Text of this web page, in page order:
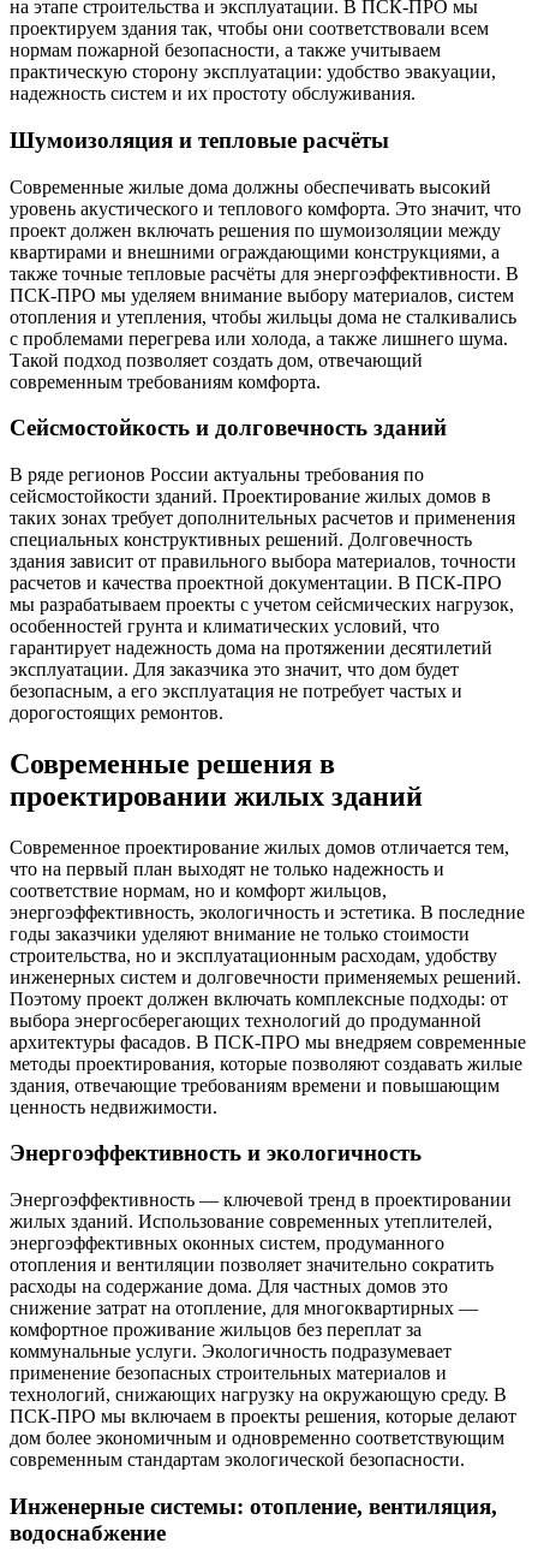
на этапе строительства и эксплуатации. В ПСК-ПРО мы
проектируем здания так, чтобы они соответствовали всем
нормам пожарной безопасности, а также учитываем
практическую сторону эксплуатации: удобство эвакуации,
надежность систем и их простоту обслуживания.
Шумоизоляция и тепловые расчёты
Современные жилые дома должны обеспечивать высокий
уровень акустического и теплового комфорта. Это значит, что
проект должен включать решения по шумоизоляции между
квартирами и внешними ограждающими конструкциями, а
также точные тепловые расчёты для энергоэффективности. В
ПСК-ПРО мы уделяем внимание выбору материалов, систем
отопления и утепления, чтобы жильцы дома не сталкивались
с проблемами перегрева или холода, а также лишнего шума.
Такой подход позволяет создать дом, отвечающий
современным требованиям комфорта.
Сейсмостойкость и долговечность зданий
В ряде регионов России актуальны требования по
сейсмостойкости зданий. Проектирование жилых домов в
таких зонах требует дополнительных расчетов и применения
специальных конструктивных решений. Долговечность
здания зависит от правильного выбора материалов, точности
расчетов и качества проектной документации. В ПСК-ПРО
мы разрабатываем проекты с учетом сейсмических нагрузок,
особенностей грунта и климатических условий, что
гарантирует надежность дома на протяжении десятилетий
эксплуатации. Для заказчика это значит, что дом будет
безопасным, а его эксплуатация не потребует частых и
дорогостоящих ремонтов.
Современные решения в
проектировании жилых зданий
Современное проектирование жилых домов отличается тем,
что на первый план выходят не только надежность и
соответствие нормам, но и комфорт жильцов,
энергоэффективность, экологичность и эстетика. В последние
годы заказчики уделяют внимание не только стоимости
строительства, но и эксплуатационным расходам, удобству
инженерных систем и долговечности применяемых решений.
Поэтому проект должен включать комплексные подходы: от
выбора энергосберегающих технологий до продуманной
архитектуры фасадов. В ПСК-ПРО мы внедряем современные
методы проектирования, которые позволяют создавать жилые
здания, отвечающие требованиям времени и повышающим
ценность недвижимости.
Энергоэффективность и экологичность
Энергоэффективность — ключевой тренд в проектировании
жилых зданий. Использование современных утеплителей,
энергоэффективных оконных систем, продуманного
отопления и вентиляции позволяет значительно сократить
расходы на содержание дома. Для частных домов это
снижение затрат на отопление, для многоквартирных —
комфортное проживание жильцов без переплат за
коммунальные услуги. Экологичность подразумевает
применение безопасных строительных материалов и
технологий, снижающих нагрузку на окружающую среду. В
ПСК-ПРО мы включаем в проекты решения, которые делают
дом более экономичным и одновременно соответствующим
современным стандартам экологической безопасности.
Инженерные системы: отопление, вентиляция,
водоснабжение